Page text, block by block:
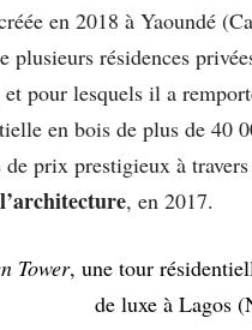
en 2018 à Yaoundé
résidences
pour lesquels il a
en bois de plus de 40
prix prestigieux à
, en 2017.
Tower, une tour
de luxe à Lagos